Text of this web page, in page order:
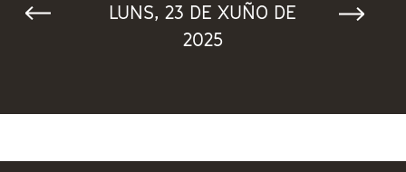
LUNS, 23 DE XUÑO DE
2025